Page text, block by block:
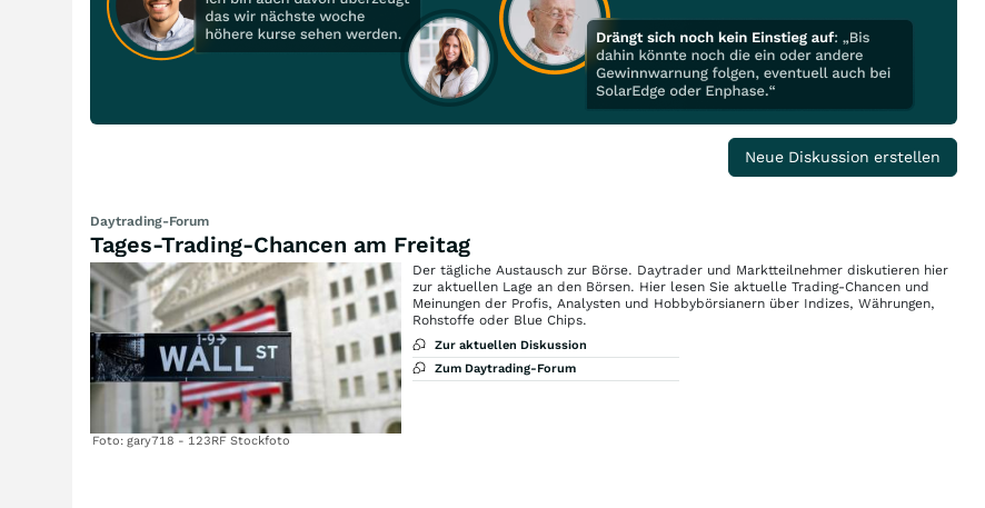
Neue Diskussion erstellen
Daytrading-Forum
Tages-Trading-Chancen am Freitag
Foto: gary718 - 123RF Stockfoto
Der tägliche Austausch zur Börse. Daytrader und Marktteilnehmer diskutieren hier
zur aktuellen Lage an den Börsen. Hier lesen Sie aktuelle Trading-Chancen und
Meinungen der Profis, Analysten und Hobbybörsianern über Indizes, Währungen,
Rohstoffe oder Blue Chips.
Zur aktuellen Diskussion
Zum Daytrading-Forum